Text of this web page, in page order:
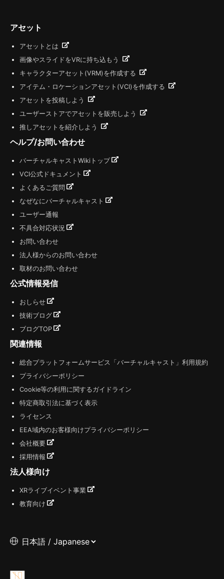
アセット
アセットとは
画像やスライドをVRに持ち込もう
キャラクターアセット(VRM)を作成する
アイテム・ロケーションアセット(VCI)を作成する
アセットを投稿しよう
ユーザーストアでアセットを販売しよう
推しアセットを紹介しよう
ヘルプ/お問い合わせ
バーチャルキャストWikiトップ
VCI公式ドキュメント
よくあるご質問
なぜなにバーチャルキャスト
ユーザー通報
不具合対応状況
お問い合わせ
法人様からのお問い合わせ
取材のお問い合わせ
公式情報発信
おしらせ
技術ブログ
ブログTOP
関連情報
総合プラットフォームサービス「バーチャルキャスト」利用規約
プライバシーポリシー
Cookie等の利用に関するガイドライン
特定商取引法に基づく表示
ライセンス
EEA域内のお客様向けプライバシーポリシー
会社概要
採用情報
法人様向け
XRライブイベント事業
教育向け